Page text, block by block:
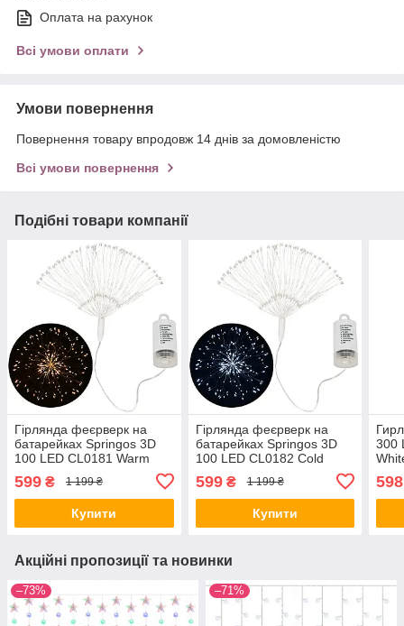
Оплата на рахунок
Всі умови оплати
Умови повернення
Повернення товару впродовж 14 днів за домовленістю
Всі умови повернення
Подібні товари компанії
Гірлянда феєрверк на
батарейках Springos 3D
100 LED CL0181 Warm
599 ₴ 1 199 ₴
Купити
Гірлянда феєрверк на
батарейках Springos 3D
100 LED CL0182 Cold
599₴ 1 199 ₴
Купити
300
598
Акційні пропозиції та новинки
–73% –71%